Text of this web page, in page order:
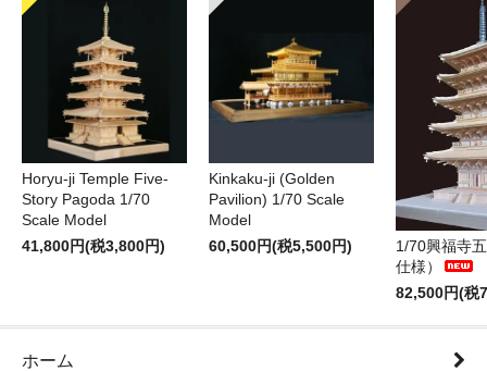
Horyu-ji Temple Five-
Story Pagoda 1/70
Scale Model
41,800円(税3,800円)
Kinkaku-ji (Golden
Pavilion) 1/70 Scale
Model
60,500円(税5,500円)
1/70興福寺
仕様）
82,500円(税
ホーム